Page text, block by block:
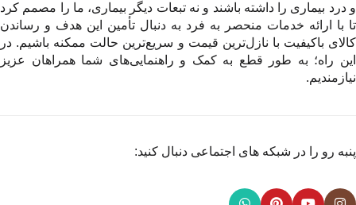
و درد بیماری را داشته باشند و نه تبعات دیگر بیماری، ما را مصمم کرد
تا با ارائه خدمات منحصر به فرد به دنبال تأمین این هدف و رساندن
کالای باکیفیت با نازل‌ترین قیمت و سریع‌ترین حالت ممکنه باشیم. در
این راه؛ به طور قطع به کمک و راهنمایی‌های شما همراهان عزیز
نیازمندیم.
پنبه رو را در شبکه های اجتماعی دنبال کنید: